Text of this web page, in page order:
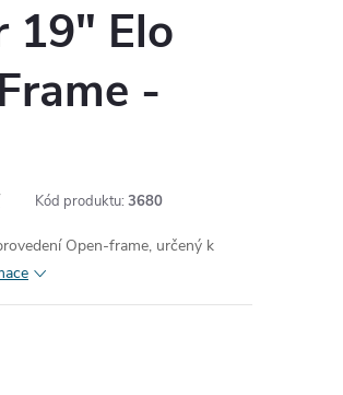
19" Elo
-
Kód produktu: 3680
Open-frame, určený k